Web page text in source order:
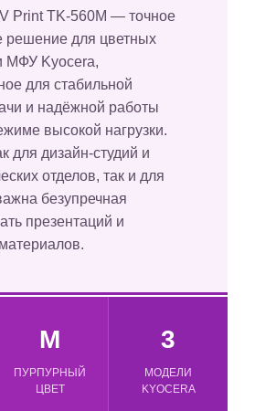
Print TK-560M — точное
решение для цветных
МФУ Kyocera,
для стабильной
и надёжной работы
высокой нагрузки.
для дизайн-студий и
отделов, так и для
безупречная
презентаций и
M
ПУРПУРНЫЙ
ЦВЕТ
3
МОДЕЛИ
KYOCERA